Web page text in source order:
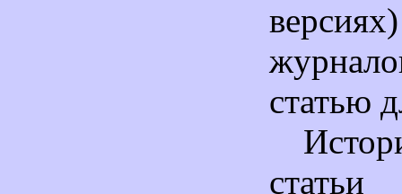
статью